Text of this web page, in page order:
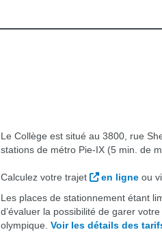
Le Collège est situé au 3800, rue
stations de métro Pie-IX (5 min. de
Calculez votre trajet en ligne ou
Les places de stationnement étant
d’évaluer la possibilité de garer
olympique.Voir les détails des